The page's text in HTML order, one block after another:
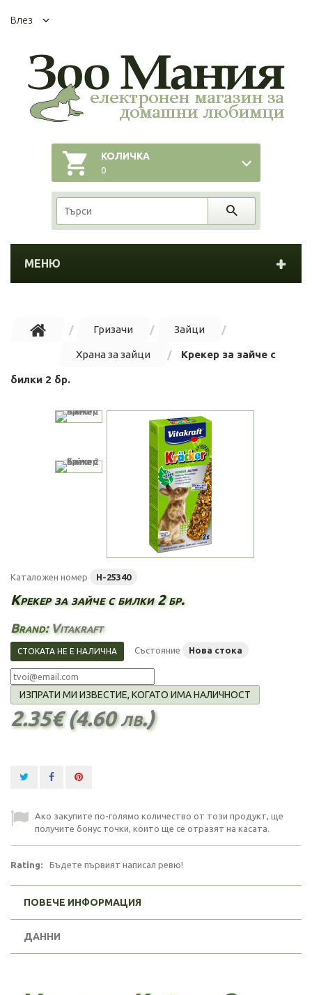
Влез
КОЛИЧКА
0
МЕНЮ
Гризачи Зайци
Храна за зайци Крекер за зайче с
билки 2 бр.
Каталожен номер H-25340
Крекер за зайче с билки 2 бр.
Brand: Vitakraft
СТОКАТА НЕ Е НАЛИЧНА Състояние Нова стока
ИЗПРАТИ МИ ИЗВЕСТИЕ, КОГАТО ИМА НАЛИЧНОСТ
2.35€ (4.60 лв.)
Ако закупите по-голямо количество от този продукт, ще
получите бонус точки, които ще се отразят на касата.
Rating: Бъдете първият написал ревю!
ПОВЕЧЕ ИНФОРМАЦИЯ
ДАННИ